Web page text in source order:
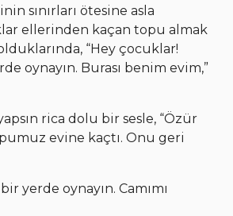
sınırları ötesine asla
ellerinden kaçan topu almak
“Hey çocuklar!
oynayın. Burası benim evim,”
rica dolu bir sesle, “Özür
evine kaçtı. Onu geri
yerde oynayın. Camımı